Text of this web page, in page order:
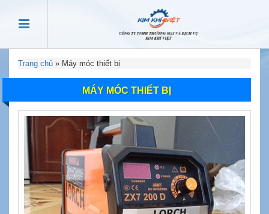
Trang chủ » Máy móc thiết bị
MÁY MÓC THIẾT BỊ